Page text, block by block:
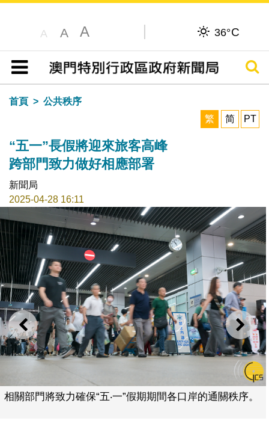
A A A 36°C
目錄
搜尋
首頁
公共秩序
繁
简 PT
“五一”長假將迎來旅客高峰
跨部門致力做好相應部署
新聞局
2025-04-28 16:11
上一則 下一
相關部門將致力確保“五‧一”假期期間各口岸的通關秩序。